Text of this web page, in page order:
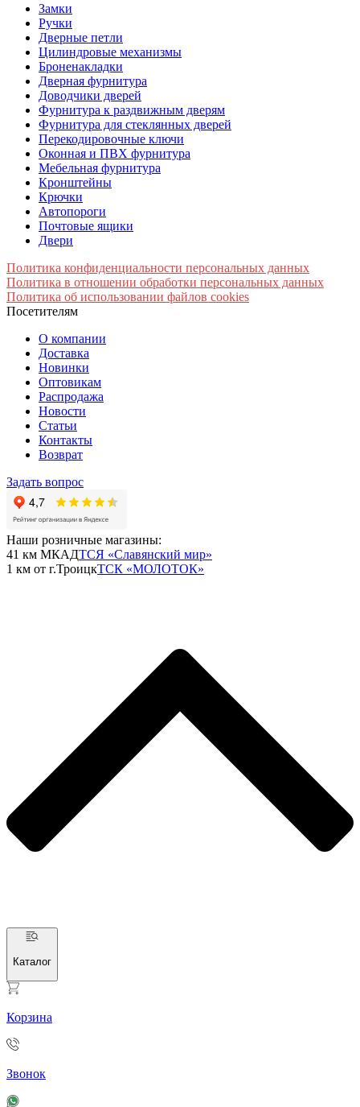
Замки
Ручки
Дверные петли
Цилиндровые механизмы
Броненакладки
Дверная фурнитура
Доводчики дверей
Фурнитура к раздвижным дверям
Фурнитура для стеклянных дверей
Перекодировочные ключи
Оконная и ПВХ фурнитура
Мебельная фурнитура
Кронштейны
Крючки
Автопороги
Почтовые ящики
Двери
Политика конфиденциальности персональных данных
Политика в отношении обработки персональных данных
Политика об использовании файлов cookies
Посетителям
О компании
Доставка
Новинки
Оптовикам
Распродажа
Новости
Статьи
Контакты
Возврат
Задать вопрос
Наши розничные магазины:
41 км МКАДТСЯ «Славянский мир»
1 км от г.ТроицкТСК «МОЛОТОК»
Каталог
Корзина
Звонок